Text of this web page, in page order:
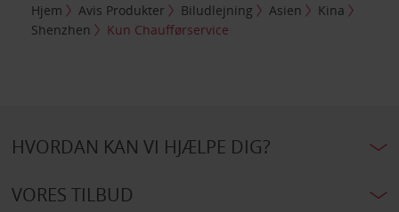
Hjem Avis Produkter Biludlejning Asien
Kina
Shenzhen
Kun Chaufførservice
HVORDAN KAN VI HJÆLPE DIG?
VORES TILBUD